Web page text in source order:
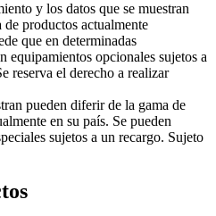
y los datos que se muestran
productos actualmente
que en determinadas
equipamientos opcionales sujetos a
reserva el derecho a realizar
pueden diferir de la gama de
en su país. Se pueden
sujetos a un recargo. Sujeto